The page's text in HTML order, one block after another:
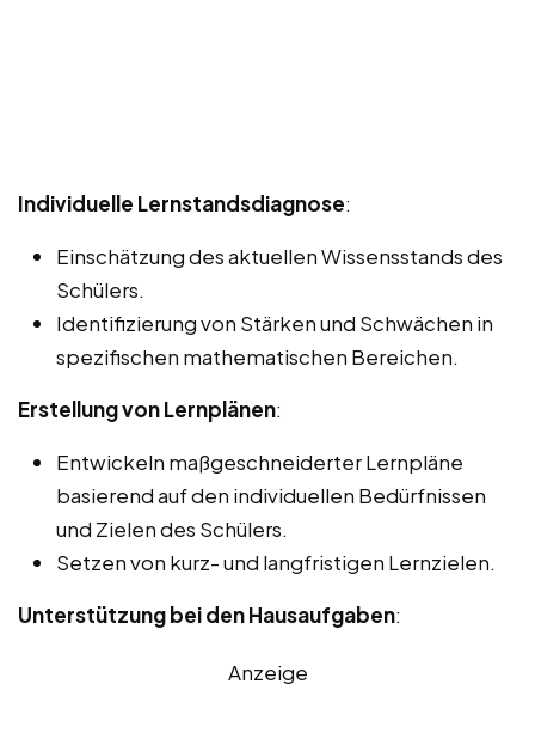
Individuelle Lernstandsdiagnose:
Einschätzung des aktuellen Wissensstands des
Schülers.
Identifizierung von Stärken und Schwächen in
spezifischen mathematischen Bereichen.
Erstellung von Lernplänen:
Entwickeln maßgeschneiderter Lernpläne
basierend auf den individuellen Bedürfnissen
und Zielen des Schülers.
Setzen von kurz- und langfristigen Lernzielen.
Unterstützung bei den Hausaufgaben:
Anzeige